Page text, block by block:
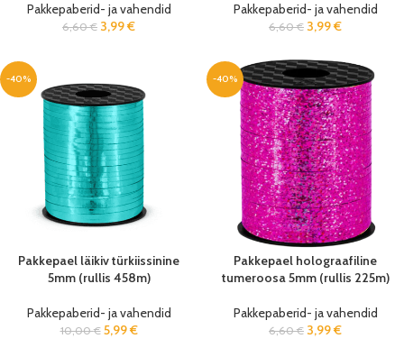
Pakkepaberid- ja vahendid
6,60€ 3,99€
Pakkepaberid- ja vahendid
6,60€ 3,99€
-40%
Pakkepael läikiv türkiissinine
5mm (rullis 458m)
Pakkepaberid- ja vahendid
10,00€ 5,99€
-40%
Pakkepael holograafiline
tumeroosa 5mm (rullis 225m)
Pakkepaberid- ja vahendid
6,60€ 3,99€